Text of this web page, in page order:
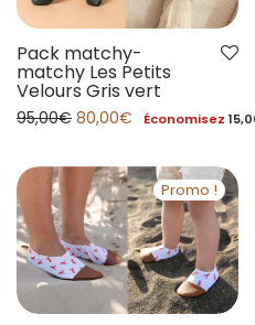
Pack matchy-
matchy Les Petits
Velours Gris vert
95,00€ 80,00€ Économisez
Promo !